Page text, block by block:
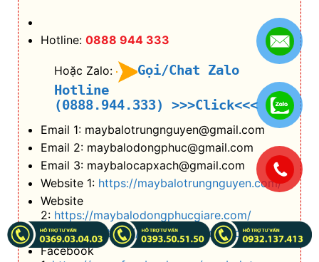
Hotline: 0888 944 333
Hoặc Zalo:
Gọi/Chat Zalo
Hotline
(0888.944.333)
>>>Click<<<
Email 1: maybalotrungnguyen@gmail.com
Email 2: maybalodongphuc@gmail.com
Email 3: maybalocapxach@gmail.com
Website 1: https://maybalotrungnguyen.com/
Website
2: https://maybalodongphucgiare.com/
Website 3:https://maybalocapxach.com/
Facebook
.